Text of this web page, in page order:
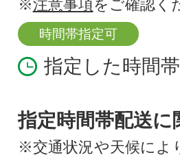
※注意事項をご確認く
時間帯指定可
指定した時間
指定時間帯配送に
※交通状況や天候によ